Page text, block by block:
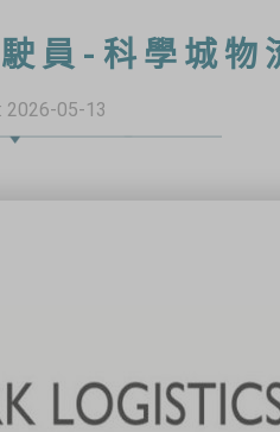
員-科學城物
2026-05-13